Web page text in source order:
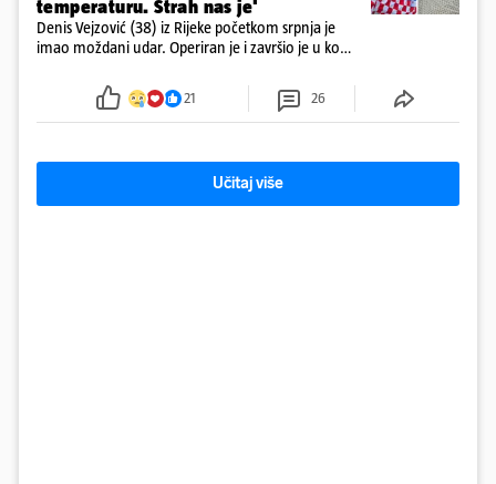
temperaturu. Strah nas je'
Denis Vejzović (38) iz Rijeke početkom srpnja je
imao moždani udar. Operiran je i završio je u komi.
tamošnji liječnici ne vjeruju u oporavak: 'Imamo
21 26
Učitaj više